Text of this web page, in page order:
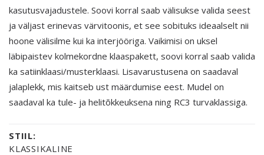
kasutusvajadustele. Soovi korral saab välisukse valida seest
ja väljast erinevas värvitoonis, et see sobituks ideaalselt nii
hoone välisilme kui ka interjööriga. Vaikimisi on uksel
läbipaistev kolmekordne klaaspakett, soovi korral saab valida
ka satiinklaasi/musterklaasi. Lisavarustusena on saadaval
jalaplekk, mis kaitseb ust määrdumise eest. Mudel on
saadaval ka tule- ja helitõkkeuksena ning RC3 turvaklassiga.
STIIL:
KLASSIKALINE